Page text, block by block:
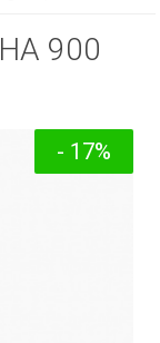
900
- 17%